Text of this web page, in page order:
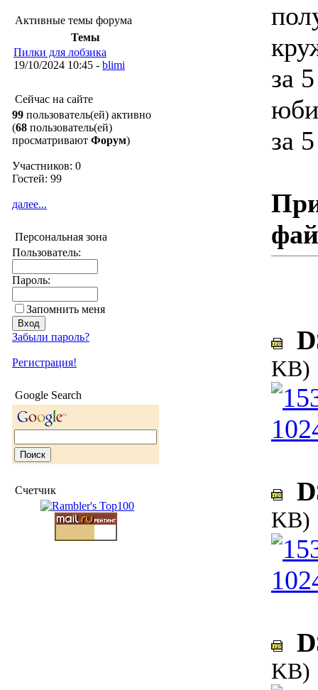
Активные темы форума
Темы
Пилки для лобзика
19/10/2024 10:45 - blimi
Сейчас на сайте
99 пользователь(ей) активно
(68 пользователь(ей)
просматривают Форум)
Участников: 0
Гостей: 99
далее...
Персональная зона
Пользователь:
Пароль:
Запомнить меня
Забыли пароль?
Регистрация!
Google Search
Счетчик
за
за
KB)
KB)
KB)